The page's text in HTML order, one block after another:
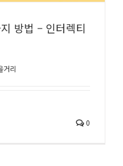
방법 – 인터렉티
거리
0